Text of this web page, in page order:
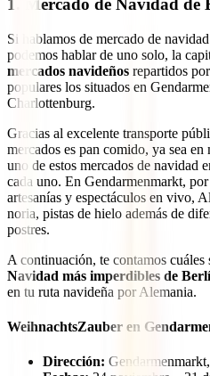
1. Mercado de Navidad de
Si hablamos de mercado de
podemos hablar de uno solo, la
mercados navideños repartidos
populares los situados en
Charlottenburg.
Gracias al excelente transporte
mercados es pan comido, ya sea
uno de estos mercados de navidad
cada uno. En Gendarmenmarkt,
artesanías y espectáculos en vivo,
noria, pistas de hielo además de
postres.
A continuación, te contamos cuáles
Navidad más imperdibles de
en tu ruta navideña por Alemania.
WeihnachtsZauber en
Dirección: